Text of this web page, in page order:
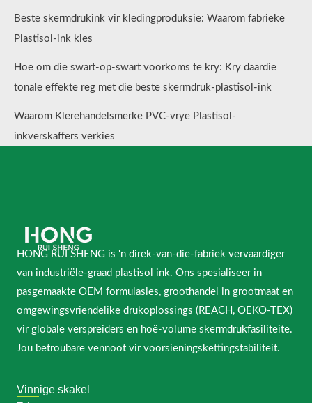
Beste skermdrukink vir kledingproduksie: Waarom fabrieke
Plastisol-ink kies
Hoe om die swart-op-swart voorkoms te kry: Kry daardie
tonale effekte reg met die beste skermdruk-plastisol-ink
Waarom Klerehandelsmerke PVC-vrye Plastisol-
inkverskaffers verkies
HONG RUI SHENG is 'n direk-van-die-fabriek vervaardiger
van industriële-graad plastisol ink. Ons spesialiseer in
pasgemaakte OEM formulasies, groothandel in grootmaat en
omgewingsvriendelike drukoplossings (REACH, OEKO-TEX)
vir globale verspreiders en hoë-volume skermdrukfasiliteite.
Jou betroubare vennoot vir voorsieningskettingstabiliteit.
Vinnige skakel